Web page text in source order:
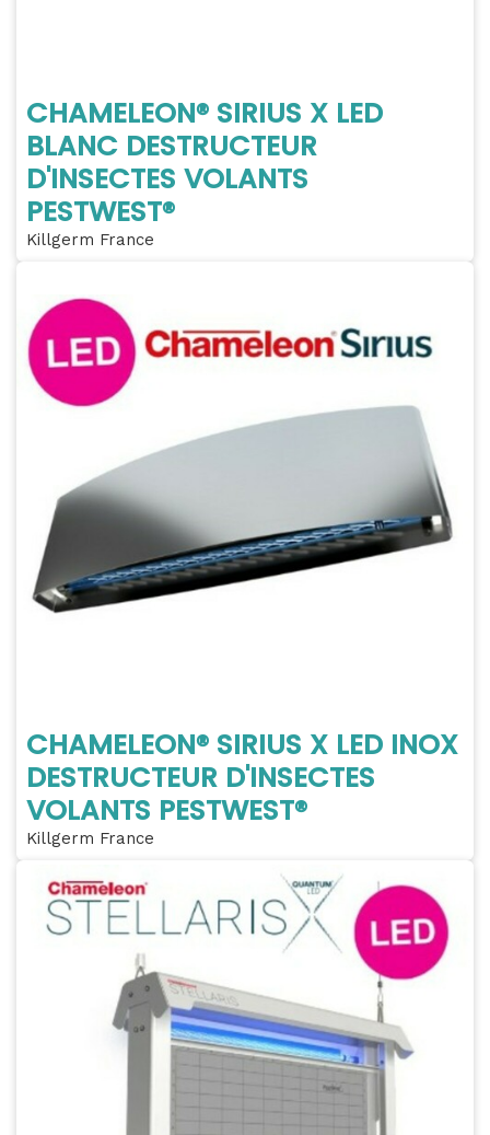
CHAMELEON® SIRIUS X LED
BLANC DESTRUCTEUR
D'INSECTES VOLANTS
PESTWEST®
Killgerm France
CHAMELEON® SIRIUS X LED INOX
DESTRUCTEUR D'INSECTES
VOLANTS PESTWEST®
Killgerm France